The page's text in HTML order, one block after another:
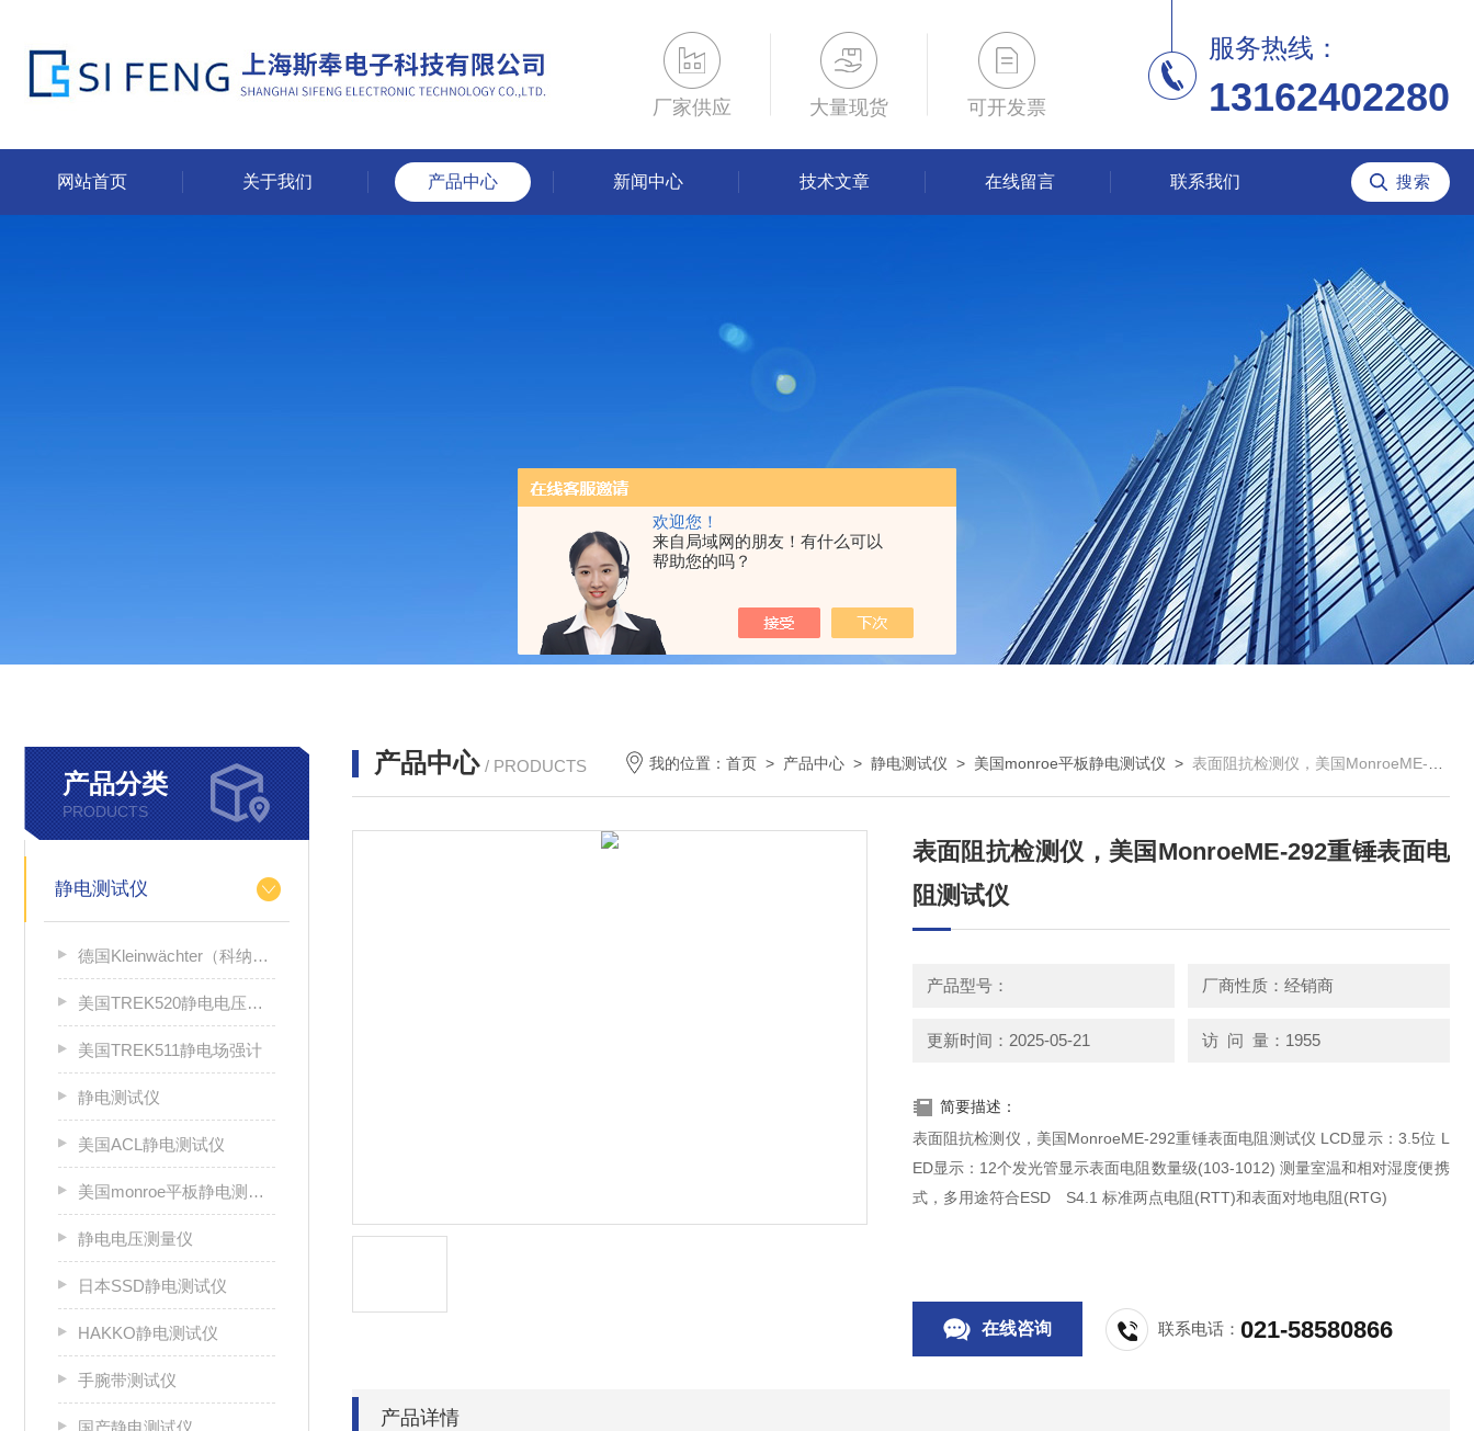
欢迎您！
来自局域网的朋友！有什么可以
帮助您的吗？
厂家供应 大量现货 可开发票
服务热线：
13162402280
网站首页 关于我们 产品中心 新闻中心 技术文章 在线留言 联系我们
产品分类
PRODUCTS
静电测试仪
德国Kleinwächter（科纳沃茨特）静电测试仪
美国TREK520静电电压测试仪
美国TREK511静电场强计
静电测试仪
美国ACL静电测试仪
美国monroe平板静电测试仪
静电电压测量仪
日本SSD静电测试仪
HAKKO静电测试仪
手腕带测试仪
国产静电测试仪
产品中心 / PRODUCTS 我的位置：首页 > 产品中心 >静电测试仪 > 美国monroe平板静电测试仪 >表面阻抗检测仪，美国MonroeME-292重锤表面电阻测试仪
表面阻抗检测仪，美国MonroeME-292重锤表面电
阻测试仪
产品型号： 厂商性质：经销商
更新时间：2025-05-21 访 问 量：1955
简要描述：
表面阻抗检测仪，美国MonroeME-292重锤表面电阻测试仪 LCD显示：3.5位 L
ED显示：12个发光管显示表面电阻数量级(103-1012) 测量室温和相对湿度便携
式，多用途符合ESD S4.1 标准两点电阻(RTT)和表面对地电阻(RTG)
在线咨询 联系电话：021-58580866
产品详情